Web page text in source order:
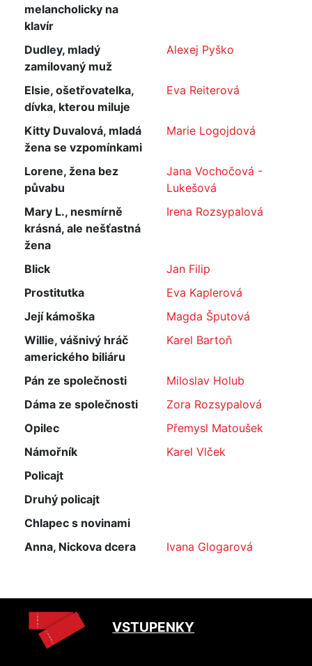
melancholicky na
klavír
Dudley, mladý
zamilovaný muž
Alexej Pyško
Elsie, ošetřovatelka,
dívka, kterou miluje
Eva Reiterová
Kitty Duvalová, mladá
žena se vzpomínkami
Marie Logojdová
Lorene, žena bez
půvabu
Jana Vochočová -
Lukešová
Mary L., nesmírně
krásná, ale nešťastná
žena
Irena Rozsypalová
Blick
Jan Filip
Prostitutka
Eva Kaplerová
Její kámoška
Magda Šputová
Willie, vášnivý hráč
amerického biliáru
Karel Bartoň
Pán ze společnosti
Miloslav Holub
Dáma ze společnosti
Zora Rozsypalová
Opilec
Přemysl Matoušek
Námořník
Karel Vlček
Policajt
Druhý policajt
Chlapec s novinami
Anna, Nickova dcera
Ivana Glogarová
VSTUPENKY